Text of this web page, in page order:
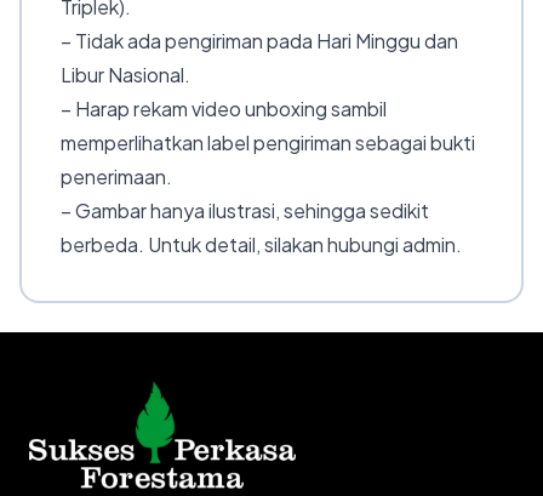
Triplek).
– Tidak ada pengiriman pada Hari Minggu dan
Libur Nasional.
– Harap rekam video unboxing sambil
memperlihatkan label pengiriman sebagai bukti
penerimaan.
– Gambar hanya ilustrasi, sehingga sedikit
berbeda. Untuk detail, silakan hubungi admin.